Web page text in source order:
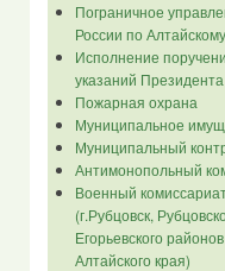
Пограничное
России по
Исполнение
указаний
Пожарная охрана
Муниципальное
Муниципальный
Антимонопольный
Военный
(г.Рубцовск,
Егорьевского районов
Алтайского края)